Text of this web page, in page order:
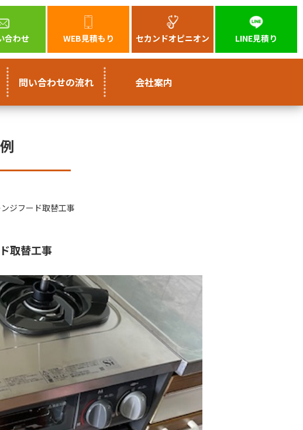
合わせ WEB見積もり セカンドオピニオン LINE見積り
問い合わせの流れ 会社案内
ジフード取替工事
取替工事